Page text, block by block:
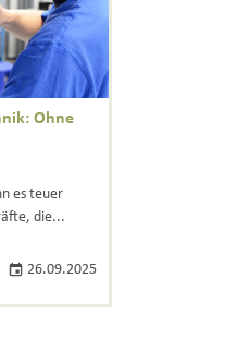
Ohne
es teuer
die...
26.09.2025